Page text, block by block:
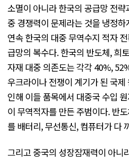
소멸이 아니라 한국의 공급망 전
중 경쟁력이 문제라는 것을 냉정
연속 한국의 대중 무역수지 적자
급망의 복수다. 한국의 반도체, 희
자재 대중 의존도는 각각 40%,
우크라이나 전쟁이 계기가 된 국
인해 이들 품목에서 대중국 수입
이 무역적자를 만든 주범이다. 반
를 배터리, 무선통신, 컴퓨터가 다
그리고 중국의 성장잠재력이 아니